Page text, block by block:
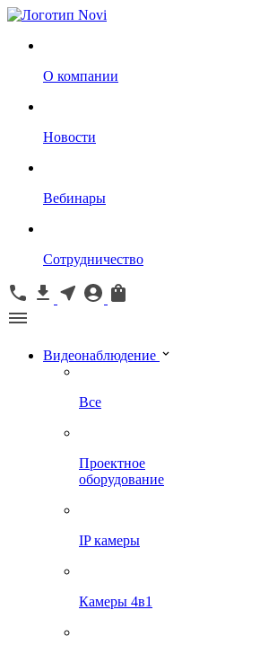
О компании
Новости
Вебинары
Сотрудничество
Видеонаблюдение
Все
Проектное
оборудование
IP камеры
Камеры 4в1